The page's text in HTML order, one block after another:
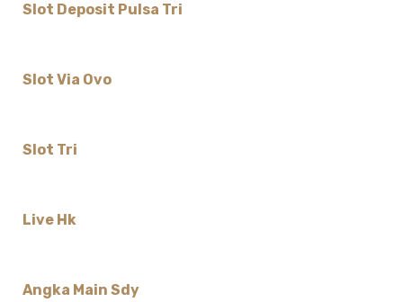
Slot Deposit Pulsa Tri
Slot Via Ovo
Slot Tri
Live Hk
Angka Main Sdy